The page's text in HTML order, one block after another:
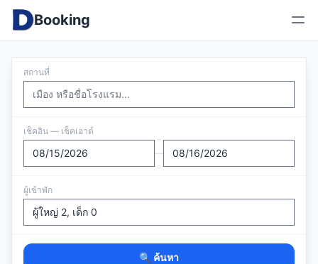
Booking
สถานที่
เช็คอิน — เช็คเอาต์
—
ผู้เข้าพัก
🔍 ค้นหา